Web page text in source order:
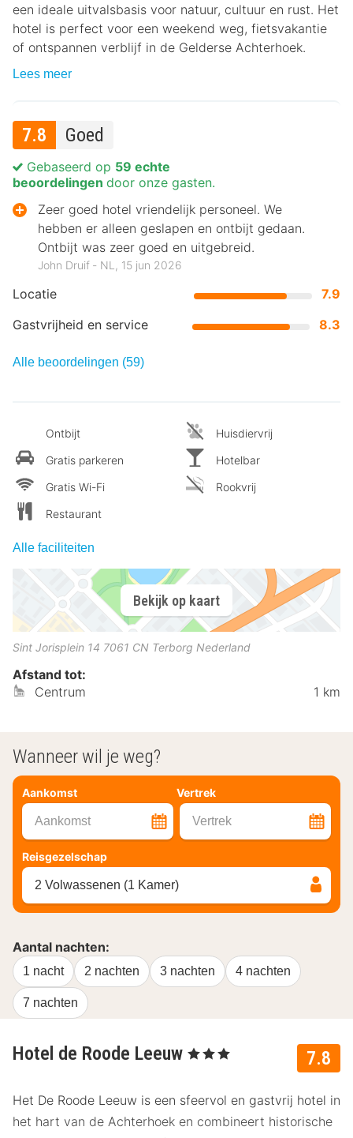
een ideale uitvalsbasis voor natuur, cultuur en rust. Het
hotel is perfect voor een weekend weg, fietsvakantie
of ontspannen verblijf in de Gelderse Achterhoek.
Lees meer
7.8 Goed
Locatie
7.9
Gastvrijheid en service
8.3
Gebaseerd op 59 echte
beoordelingen door onze gasten.
Zeer goed hotel vriendelijk personeel. We
hebben er alleen geslapen en ontbijt gedaan.
Ontbijt was zeer goed en uitgebreid.
John Druif ‐ NL, 15 jun 2026
Alle beoordelingen (59)
Ontbijt
Gratis parkeren
Gratis Wi-Fi
Restaurant
Huisdiervrij
Hotelbar
Rookvrij
Alle faciliteiten
Bekijk op kaart
Sint Jorisplein 14 7061 CN Terborg Nederland
Afstand tot:
Centrum
1 km
Wanneer wil je weg?
Aankomst Vertrek
Aankomst Vertrek
Reisgezelschap
2 Volwassenen (1 Kamer)
Aantal nachten:
1 nacht 2 nachten 3 nachten 4 nachten
7 nachten
7.8
Hotel de Roode Leeuw , 3 Sterren
Het De Roode Leeuw is een sfeervol en gastvrij hotel in
het hart van de Achterhoek en combineert historische